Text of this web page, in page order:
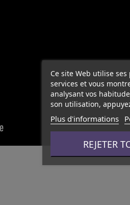
Ce site Web utilise
services et vous
analysant vos
son utilisation,
Plus d'informations
REJETER